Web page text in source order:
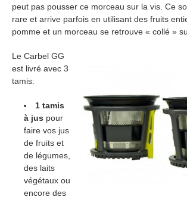
peut pas pousser ce morceau sur la vis. Ce
rare et arrive parfois en utilisant des fruits
pomme et un morceau se retrouve « collé »
Le Carbel GG
est livré avec 3
tamis:
1 tamis
à jus pour
faire vos jus
de fruits et
de légumes,
des laits
végétaux ou
encore des